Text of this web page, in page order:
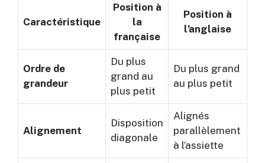
Caractéristique
Position à
la
française
Position à
l’anglaise
Ordre de
grandeur
Du plus
grand au
plus petit
Du plus grand
au plus petit
Alignement
Disposition
diagonale
Alignés
parallèlement
à l’assiette